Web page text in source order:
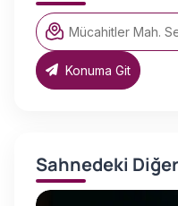
Mücahitler Mah.
Konuma Git
Sahnedeki